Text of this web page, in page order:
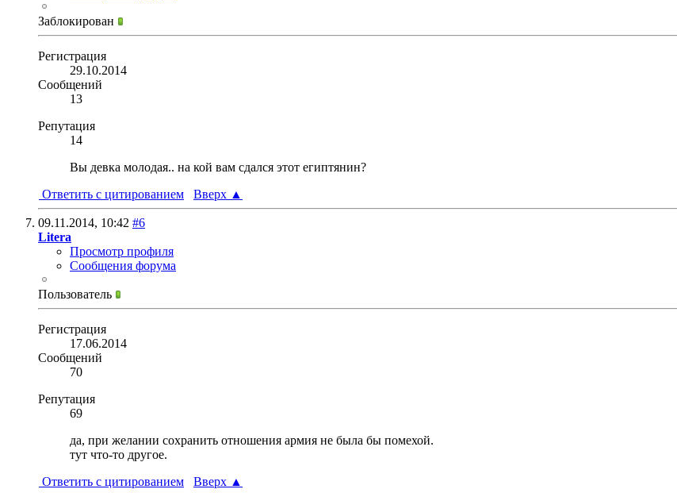
Заблокирован
Регистрация
29.10.2014
Сообщений
13
Репутация
14
Вы девка молодая.. на кой вам сдался этот египтянин?
Ответить с цитированием
Вверх ▲
09.11.2014, 10:42 #6
Litera
Просмотр профиля
Сообщения форума
Пользователь
Регистрация
17.06.2014
Сообщений
70
Репутация
69
да, при желании сохранить отношения армия не была бы помехой.
тут что-то другое.
Ответить с цитированием
Вверх ▲